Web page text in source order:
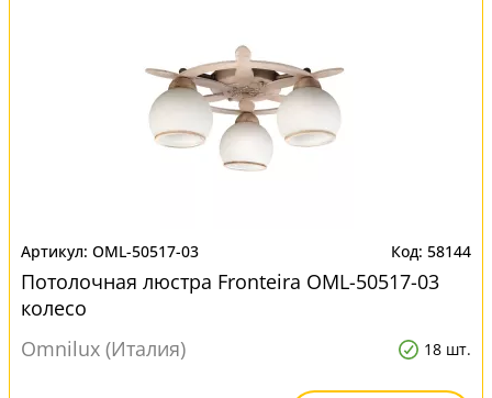
OML-50517-03 58144
Потолочная люстра Fronteira OML-50517-03
колесо
Omnilux (Италия)
18 шт.